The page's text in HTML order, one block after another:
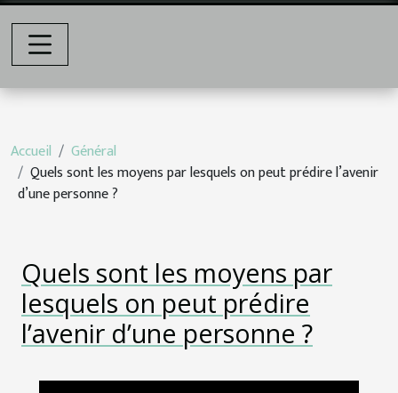
Accueil
Général
Quels sont les moyens par lesquels on peut prédire l’avenir
d’une personne ?
Quels sont les moyens par
lesquels on peut prédire
l’avenir d’une personne ?